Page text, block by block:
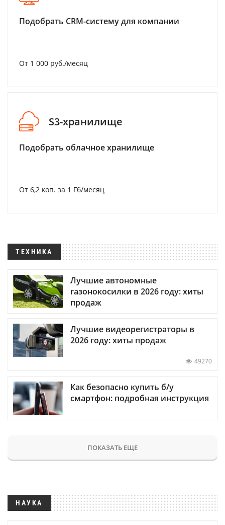
Подобрать CRM-систему для компании
От 1 000 руб./месяц
S3-хранилище
Подобрать облачное хранилище
От 6,2 коп. за 1 Гб/месяц
ТЕХНИКА
Лучшие автономные
газонокосилки в 2026 году: хиты
продаж
Лучшие видеорегистраторы в
2026 году: хиты продаж
49270
Как безопасно купить б/у
смартфон: подробная инструкция
ПОКАЗАТЬ ЕЩЕ
НАУКА